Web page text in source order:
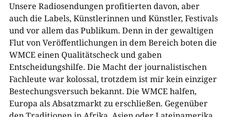
Unsere Radiosendungen profitierten davon, aber
auch die Labels, Künstlerinnen und Künstler, Festivals
und vor allem das Publikum. Denn in der gewaltigen
Flut von Veröffentlichungen in dem Bereich boten die
WMCE einen Qualitätscheck und gaben
Entscheidungshilfe. Die Macht der journalistischen
Fachleute war kolossal, trotzdem ist mir kein einziger
Bestechungsversuch bekannt. Die WMCE halfen,
Europa als Absatzmarkt zu erschließen. Gegenüber